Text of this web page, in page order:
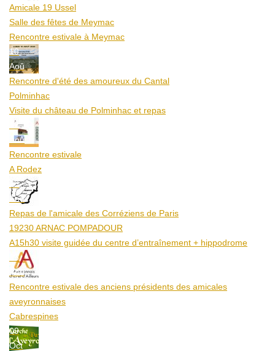
Amicale 19 Ussel
Salle des fêtes de Meymac
Rencontre estivale à Meymac
10
Aoû
Rencontre d'été des amoureux du Cantal
Polminhac
Visite du château de Polminhac et repas
12
Aoû
Rencontre estivale
A Rodez
23
Aoû
Repas de l'amicale des Corréziens de Paris
19230 ARNAC POMPADOUR
A15h30 visite guidée du centre d’entraînement + hippodrome
25
Aoû
Rencontre estivale des anciens présidents des amicales
aveyronnaises
Cabrespines
09
Oct